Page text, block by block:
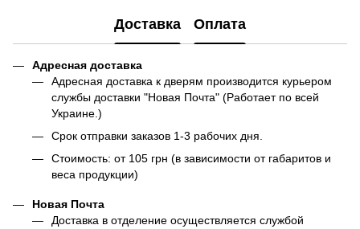
Доставка Оплата
Адресная доставка
Адресная доставка к дверям производится курьером
службы доставки "Новая Почта" (Работает по всей
Украине.)
Срок отправки заказов 1-3 рабочих дня.
Стоимость: от 105 грн (в зависимости от габаритов и
веса продукции)
Новая Почта
Доставка в отделение осуществляется службой